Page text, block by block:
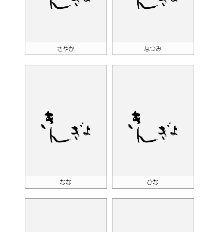
さやか なつみ
なな ひな